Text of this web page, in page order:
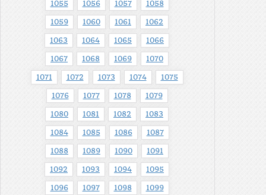
1055 1056 1057 1058
1059 1060 1061 1062
1063 1064 1065 1066
1067 1068 1069 1070
1071 1072 1073 1074 1075
1076 1077 1078 1079
1080 1081 1082 1083
1084 1085 1086 1087
1088 1089 1090 1091
1092 1093 1094 1095
1096 1097 1098 1099